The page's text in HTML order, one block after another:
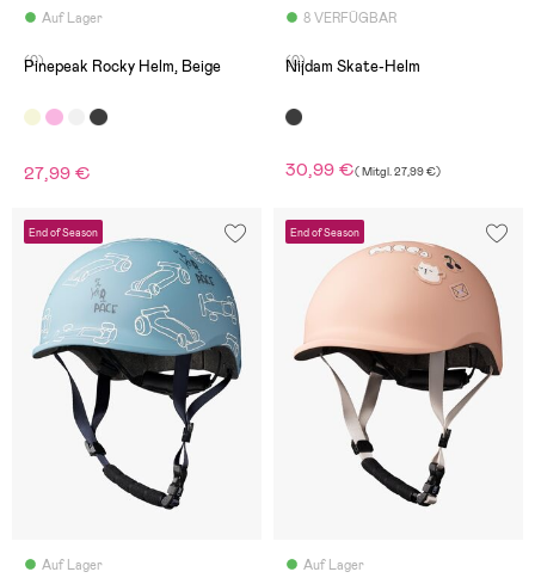
Auf Lager
(0)
Pinepeak Rocky Helm, Beige
27,99 €
8 VERFÜGBAR
(0)
Nijdam Skate-Helm
30,99 €(Mitgl.27,99 €)
End of Season
Auf Lager
End of Season
Auf Lager